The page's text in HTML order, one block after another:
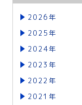
2026年
2025年
2024年
2023年
2022年
2021年